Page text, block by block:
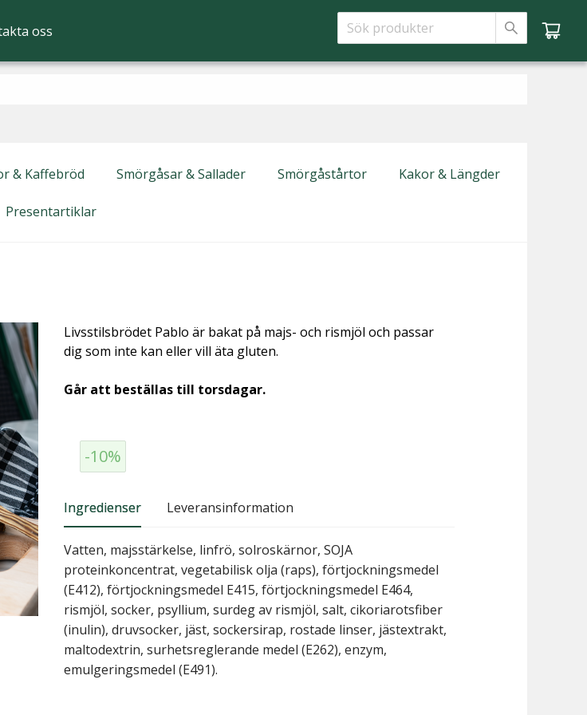
oss
& Kaffebröd Smörgåsar & Sallader Smörgåstårtor Kakor & Längder
Presentartiklar
Livsstilsbrödet Pablo är bakat på majs- och rismjöl och passar
dig som inte kan eller vill äta gluten.
Går att beställas till torsdagar.
-10%
Ingredienser Leveransinformation
Vatten, majsstärkelse, linfrö, solroskärnor, SOJA
proteinkoncentrat, vegetabilisk olja (raps), förtjockningsmedel
(E412), förtjockningsmedel E415, förtjockningsmedel E464,
rismjöl, socker, psyllium, surdeg av rismjöl, salt, cikoriarotsfiber
(inulin), druvsocker, jäst, sockersirap, rostade linser, jästextrakt,
maltodextrin, surhetsreglerande medel (E262), enzym,
emulgeringsmedel (E491).